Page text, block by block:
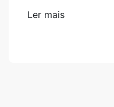
Ler mais